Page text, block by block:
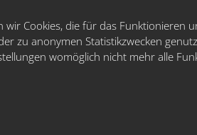
Cookies, die für das Funktionieren
zu anonymen Statistikzwecken
womöglich nicht mehr alle